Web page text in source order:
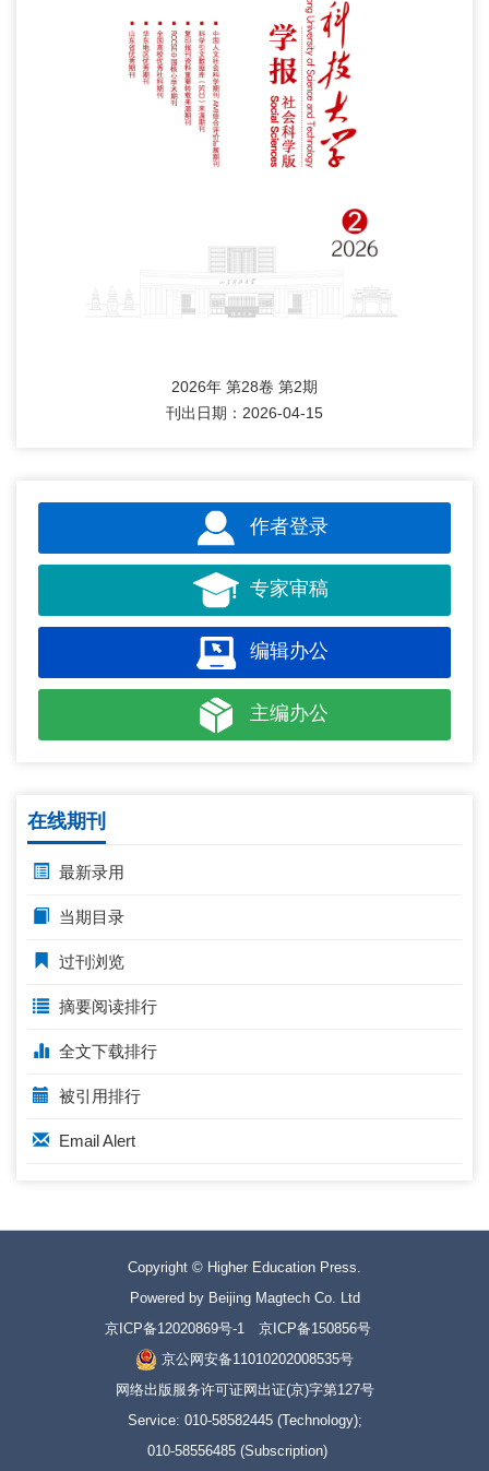
2026年 第28卷 第2期
刊出日期：2026-04-15
作者登录
专家审稿
编辑办公
主编办公
在线期刊
最新录用
当期目录
过刊浏览
摘要阅读排行
全文下载排行
被引用排行
Email Alert
Copyright © Higher Education Press.
Powered by Beijing Magtech Co. Ltd
京ICP备12020869号-1
京ICP备150856号
京公网安备11010202008535号
网络出版服务许可证网出证(京)字第127号
Service: 010-58582445 (Technology);
010-58556485 (Subscription)